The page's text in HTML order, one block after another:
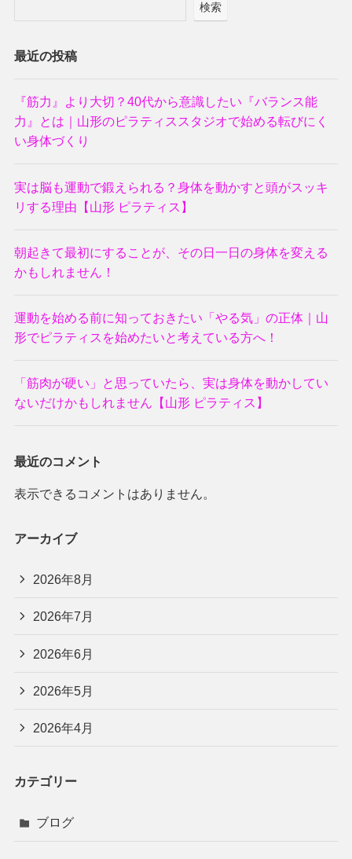
検索
最近の投稿
『筋力』より大切？40代から意識したい『バランス能
力』とは｜山形のピラティススタジオで始める転びにく
い身体づくり
実は脳も運動で鍛えられる？身体を動かすと頭がスッキ
リする理由【山形 ピラティス】
朝起きて最初にすることが、その日一日の身体を変える
かもしれません！
運動を始める前に知っておきたい「やる気」の正体｜山
形でピラティスを始めたいと考えている方へ！
「筋肉が硬い」と思っていたら、実は身体を動かしてい
ないだけかもしれません【山形 ピラティス】
最近のコメント
表示できるコメントはありません。
アーカイブ
2026年8月
2026年7月
2026年6月
2026年5月
2026年4月
カテゴリー
ブログ